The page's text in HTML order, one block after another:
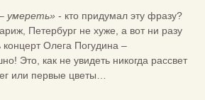
умереть» - кто придумал эту фразу?
Петербург не хуже, а вот ни разу
Олега Погудина –
Это, как не увидеть никогда рассвет
или первые цветы…